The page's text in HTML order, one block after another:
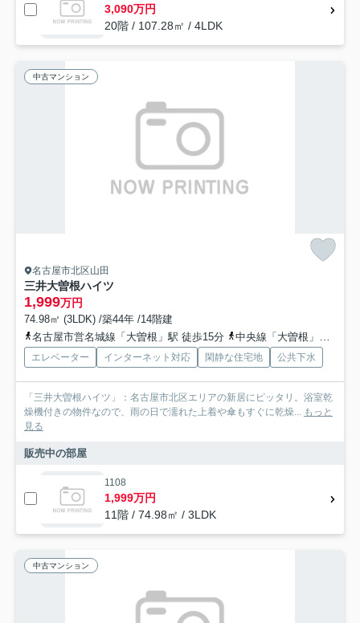
3,090万円
20階 / 107.28㎡ / 4LDK
中古マンション
名古屋市北区山田
三井大曽根ハイツ
1,999万円
74.98㎡ (3LDK) /築44年 /14階建
名古屋市営名城線「大曽根」駅 徒歩15分
中央線「大曽根」駅 徒歩15分
エレベーター インターネット対応 閑静な住宅地 公共下水
「三井大曽根ハイツ」：名古屋市北区エリアの新居にピッタリ。浴室乾
燥機付きの物件なので、雨の日で濡れた上着や傘もすぐに乾燥...
もっと
見る
販売中の部屋
1108
1,999万円
11階 / 74.98㎡ / 3LDK
中古マンション